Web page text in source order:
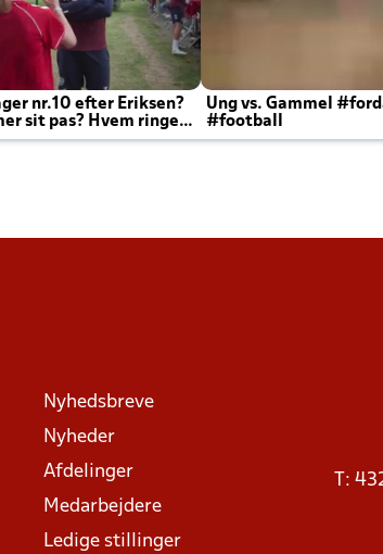
nr.10 efter Eriksen?
sit pas? Hvem ringer
til efter kampe?
Ung vs. Gammel
#football
Nyhedsbreve
Nyheder
Afdelinger
Medarbejdere
Ledige stillinger
T: